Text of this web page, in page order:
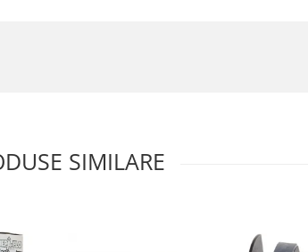
SIMILARE